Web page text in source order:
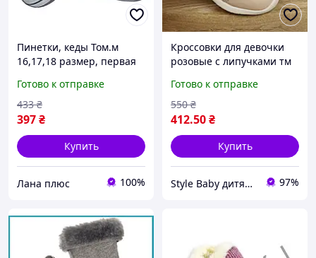
Пинетки, кеды Том.м
16,17,18 размер, первая
подарок, 112-9324-02
Готово к отправке
397₴
433 ₴
Купить
Лана плюс 100%
Кроссовки для девочки
розовые с липучками тм
малыша размер 22 -
стелька 14.3 см
Готово к отправке
412.50₴
550 ₴
Купить
Style Baby дитячий магазин 97%